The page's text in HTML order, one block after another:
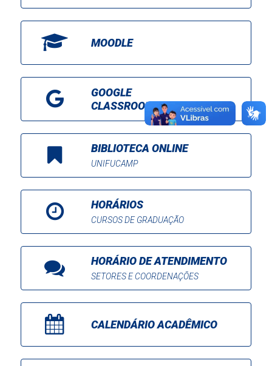
MOODLE
GOOGLE
CLASSROOM
BIBLIOTECA ONLINE
UNIFUCAMP
HORÁRIOS
CURSOS DE GRADUAÇÃO
HORÁRIO DE ATENDIMENTO
SETORES E COORDENAÇÕES
CALENDÁRIO ACADÊMICO